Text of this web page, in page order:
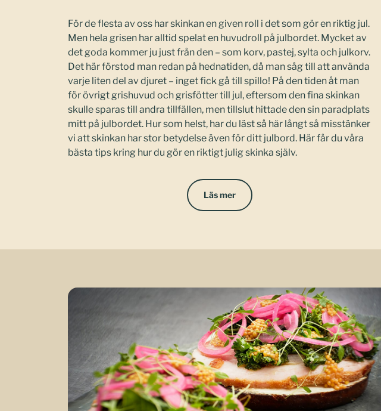
För de flesta av oss har skinkan en given roll i det som gör en riktig jul.
Men hela grisen har alltid spelat en huvudroll på julbordet. Mycket av
det goda kommer ju just från den – som korv, pastej, sylta och julkorv.
Det här förstod man redan på hednatiden, då man såg till att använda
varje liten del av djuret – inget fick gå till spillo! På den tiden åt man
för övrigt grishuvud och grisfötter till jul, eftersom den fina skinkan
skulle sparas till andra tillfällen, men tillslut hittade den sin paradplats
mitt på julbordet. Hur som helst, har du läst så här långt så misstänker
vi att skinkan har stor betydelse även för ditt julbord. Här får du våra
bästa tips kring hur du gör en riktigt julig skinka själv.
Läs mer